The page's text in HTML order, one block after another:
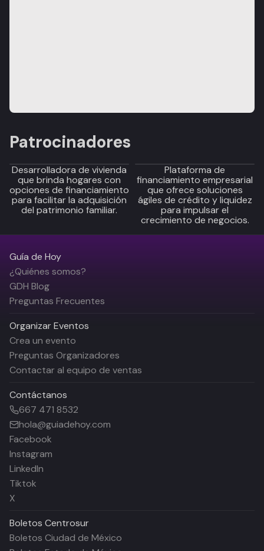
Patrocinadores
Desarrolladora de vivienda
que brinda hogares con
opciones de financiamiento
para facilitar la adquisición
del patrimonio familiar.
Plataforma de
financiamiento empresarial
que ofrece soluciones
ágiles de crédito y liquidez
para impulsar el
crecimiento de negocios.
Guía de Hoy
¿Quiénes somos?
GDH Blog
Preguntas Frecuentes
Organizar Eventos
Crea un evento
Preguntas Organizadores
Contactar al equipo de ventas
Contáctanos
667 471 8532
hola@guiadehoy.com
Facebook
Instagram
LinkedIn
Tiktok
X
Boletos Centrosur
Boletos Ciudad de México